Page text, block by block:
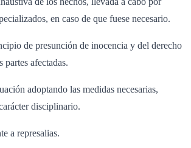
en caso de que fuese necesario.
de presunción de inocencia y del derecho
partes afectadas.
adoptando las medidas necesarias,
disciplinario.
a represalias.